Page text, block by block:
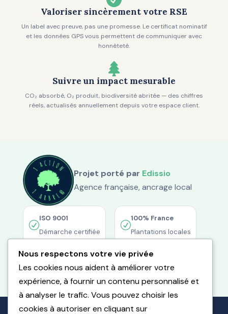
Valoriser sincèrement votre RSE
Un label avec preuve, pas une promesse. Le certificat nominatif
et les données GPS vous permettent de communiquer avec
honnêteté.

Suivre un impact mesurable
CO₂ absorbé, O₂ produit, biodiversité abritée — des chiffres
réels, actualisés annuellement depuis votre espace client.
Projet porté par Edissio
Agence française, ancrage local
R
ISO 9001
Démarche certifiée
R
100% France
Plantations locales
Coordonnées GPS
Visibles dans l'interface
Nous respectons votre vie privée
Les cookies nous aident à améliorer votre
expérience, à fournir un contenu personnalisé et
à analyser le trafic. Vous pouvez choisir les
cookies à autoriser en cliquant sur